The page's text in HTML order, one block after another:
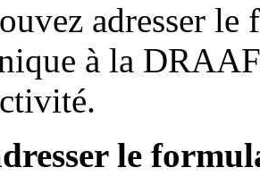
adresser
à la
le